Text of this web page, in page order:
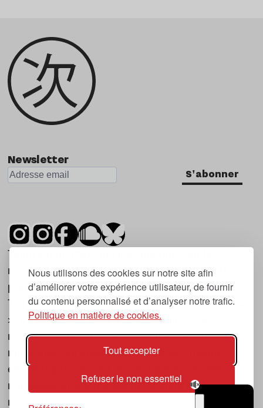
Nous utilisons des cookies sur notre site afin
d’améliorer votre expérience utilisateur, de fournir
du contenu personnalisé et d’analyser notre trafic.
Politique en matière de cookies.
Tout accepter
Refuser le non essentiel
Newsletter
S'abonner
Tsugi est un mensuel indépendant sur la
musique et les nouvelles tendances, dont la
première parution date de 2007.
Tsugi en japonais signifie « prochain », « suivant
», ce qui correspond à la thématique du
magazine, à l’affût des nouvelles tendances
musicales, qu’elles viennent de la musique
électronique, du rock ou du hip hop, et des
nouveaux phénomènes de société liés à la
musique.